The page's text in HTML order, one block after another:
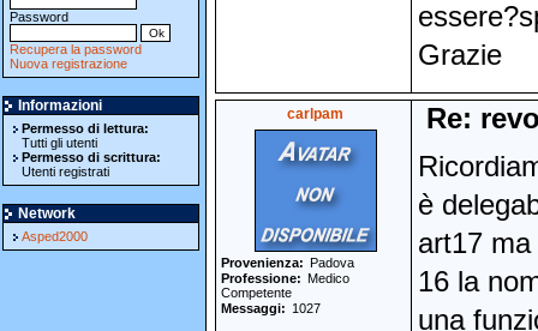
Password
Recupera la password
Nuova registrazione
Informazioni
Permesso di lettura:
Tutti gli utenti
Permesso di scrittura:
Utenti registrati
Network
Asped2000
Grazie
carlpam
Provenienza
Padova
Professione
Medico
Competente
Messaggi
1027
Re:
è
art17
16 la
una